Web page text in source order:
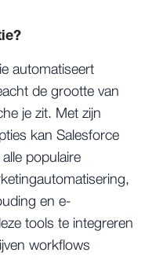
automatiseert
de grootte van
je zit. Met zijn
kan Salesforce
populaire
en e-
tools te integreren
workflows